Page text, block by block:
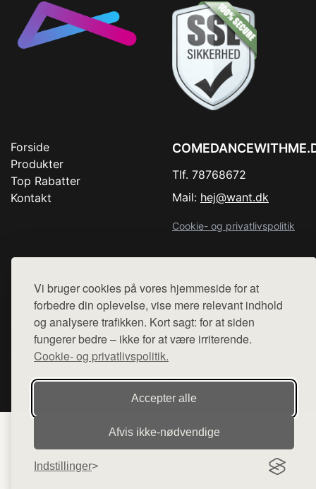
Vi bruger cookies på vores hjemmeside for at
forbedre din oplevelse, vise mere relevant indhold
og analysere trafikken. Kort sagt: for at siden
fungerer bedre – ikke for at være irriterende.
Cookie- og privatlivspolitik.
Accepter alle
Afvis ikke‑nødvendige
Indstillinger
Forside
Produkter
Top Rabatter
Kontakt
Tlf. 78768672
Mail: hej@want.dk
Cookie- og privatlivspolitik
Denne side er en del af want.dk, der udgiver en række
hjemmesider med præsentation af forskellige produkter fra
diverse webshops. Der sælges ikke varer fra denne side - vi
henviser til de shops, som sælger varen. Vi har heller ikke
varerne på lager.
© 2026 comedancewithme.dk. Alle rettigheder forbeholdes.